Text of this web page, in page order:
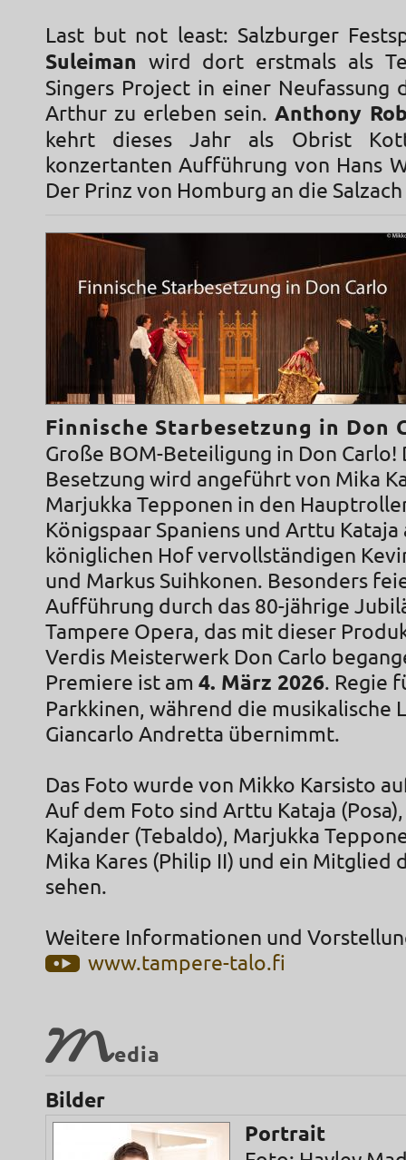
Last but not least: Salzburger
Suleiman wird dort erstmals als
Singers Project in einer Neufassung
Arthur zu erleben sein. Anthony
kehrt dieses Jahr als Obrist
konzertanten Aufführung von Hans
Der Prinz von Homburg an die
Finnische Starbesetzung in Don
Große BOM-Beteiligung in Don Carlo!
Besetzung wird angeführt von Mika
Marjukka Tepponen in den
Königspaar Spaniens und Arttu Kataja
königlichen Hof vervollständigen
und Markus Suihkonen. Besonders
Aufführung durch das 80-jährige
Tampere Opera, das mit dieser
Verdis Meisterwerk Don Carlo
Premiere ist am 4. März 2026. Regie
Parkkinen, während die musikalische
Giancarlo Andretta übernimmt.
Das Foto wurde von Mikko Karsisto
Auf dem Foto sind Arttu Kataja
Kajander (Tebaldo), Marjukka
Mika Kares (Philip II) und ein Mitglied
sehen.
Weitere Informationen und
www.tampere-talo.fi
Media
Bilder
Portrait